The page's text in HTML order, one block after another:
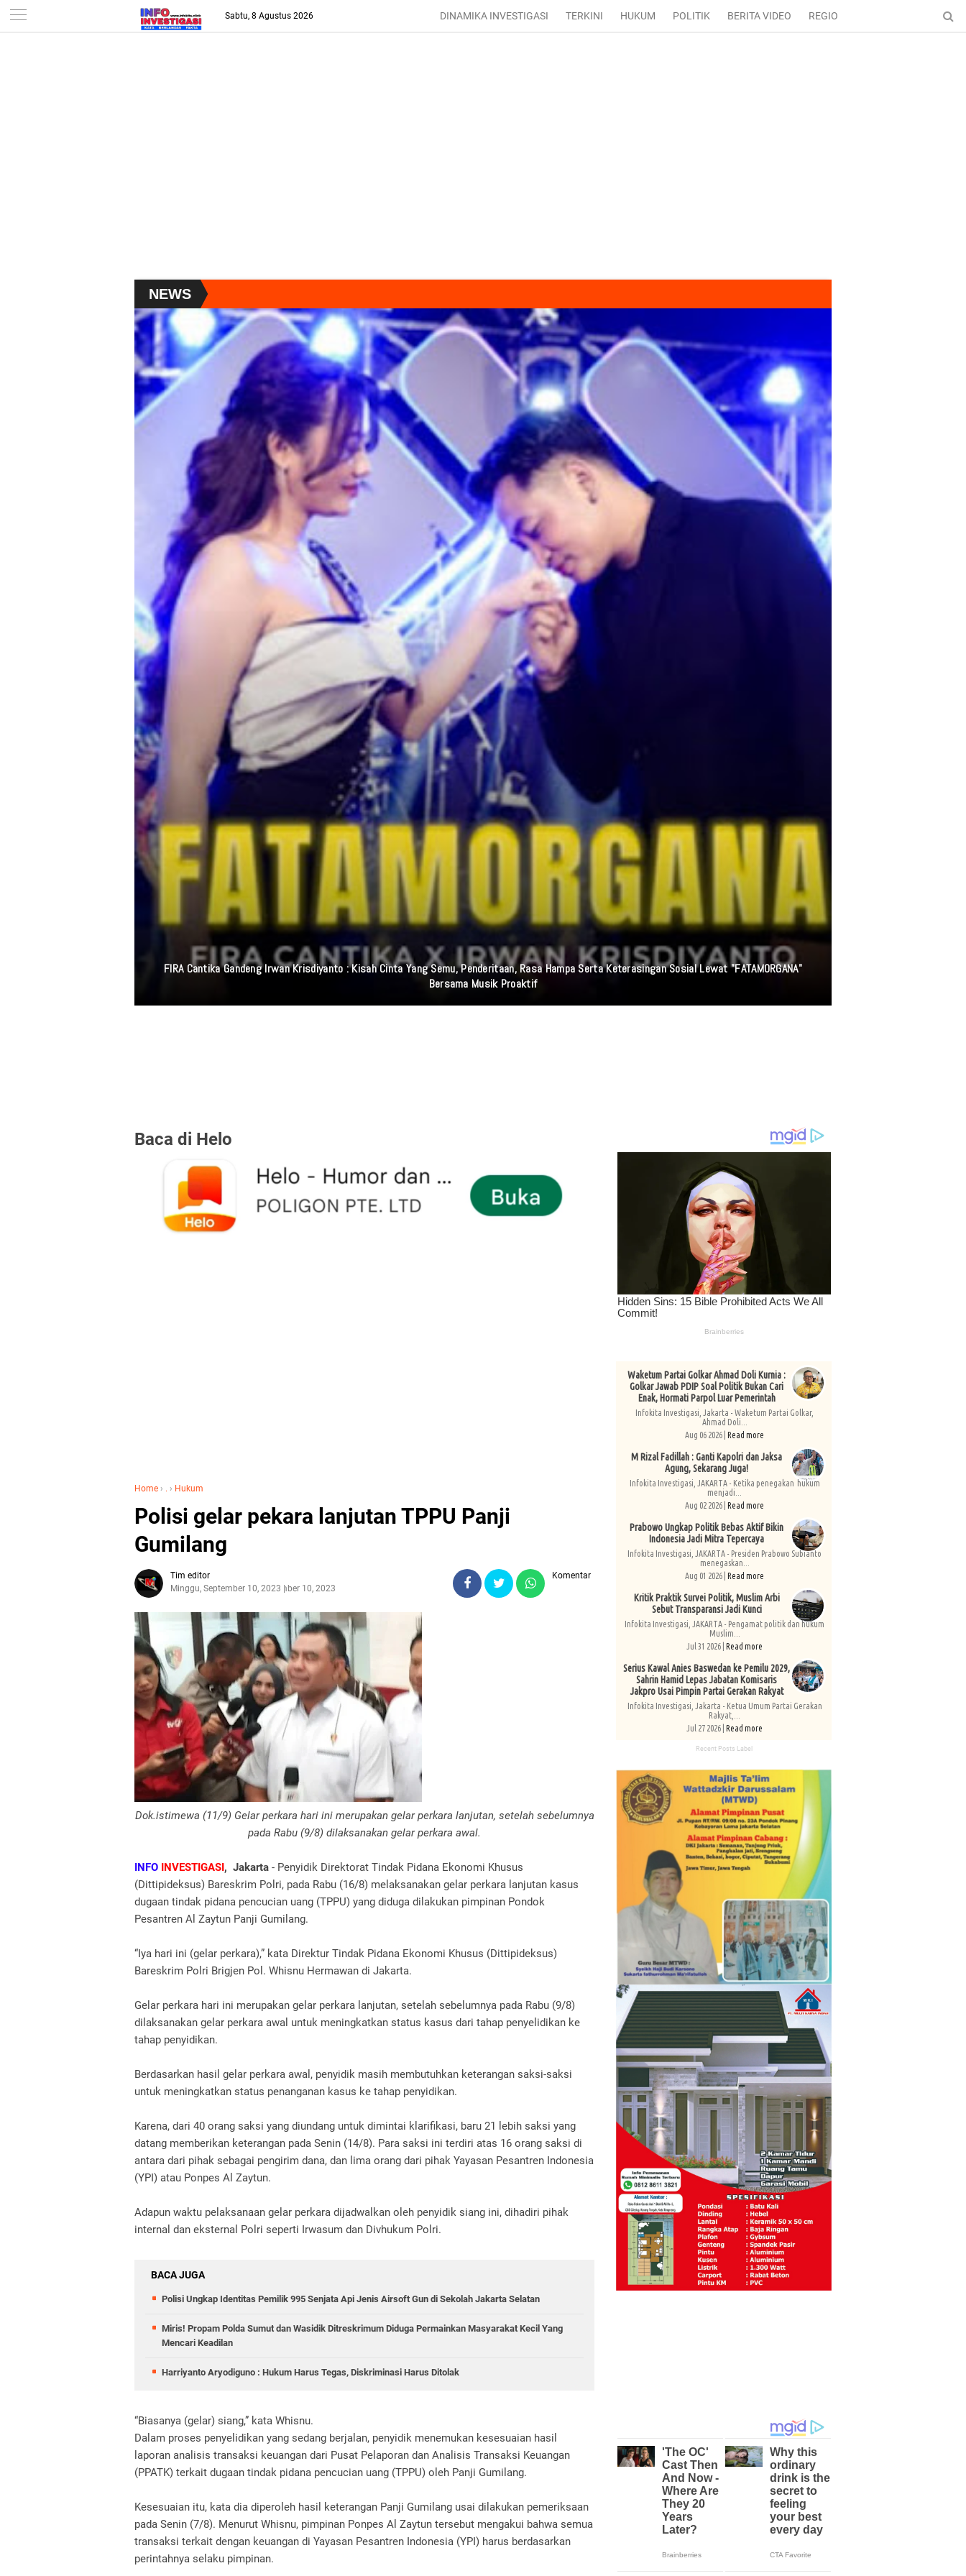
-->
Sabtu, 8 Agustus 2026 DINAMIKA INVESTIGASI TERKINI HUKUM POLITIK BERITA VIDEO REGIONAL ENTERTAINMENT
NEWS
FIRA Cantika Gandeng Irwan Krisdiyanto : Kisah Cinta Yang Semu, Penderitaan, Rasa Hampa Serta Keterasingan Sosial Lewat "FATAMORGANA"
Bersama Musik Proaktif
Baca di Helo
Home › . › Hukum
Polisi gelar pekara lanjutan TPPU Panji
Gumilang
Tim editor
Minggu, September 10, 2023September 10, 2023
Komentar
Dok.istimewa (11/9) Gelar perkara hari ini merupakan gelar perkara lanjutan, setelah sebelumnya
pada Rabu (9/8) dilaksanakan gelar perkara awal.
INFO INVESTIGASI, Jakarta - Penyidik Direktorat Tindak Pidana Ekonomi Khusus
(Dittipideksus) Bareskrim Polri, pada Rabu (16/8) melaksanakan gelar perkara lanjutan kasus
dugaan tindak pidana pencucian uang (TPPU) yang diduga dilakukan pimpinan Pondok
Pesantren Al Zaytun Panji Gumilang.
“Iya hari ini (gelar perkara),” kata Direktur Tindak Pidana Ekonomi Khusus (Dittipideksus)
Bareskrim Polri Brigjen Pol. Whisnu Hermawan di Jakarta.
Gelar perkara hari ini merupakan gelar perkara lanjutan, setelah sebelumnya pada Rabu (9/8)
dilaksanakan gelar perkara awal untuk meningkatkan status kasus dari tahap penyelidikan ke
tahap penyidikan.
Berdasarkan hasil gelar perkara awal, penyidik masih membutuhkan keterangan saksi-saksi
untuk meningkatkan status penanganan kasus ke tahap penyidikan.
Karena, dari 40 orang saksi yang diundang untuk dimintai klarifikasi, baru 21 lebih saksi yang
datang memberikan keterangan pada Senin (14/8). Para saksi ini terdiri atas 16 orang saksi di
antara dari pihak sebagai pengirim dana, dan lima orang dari pihak Yayasan Pesantren Indonesia
(YPI) atau Ponpes Al Zaytun.
Adapun waktu pelaksanaan gelar perkara dijadwalkan oleh penyidik siang ini, dihadiri pihak
internal dan eksternal Polri seperti Irwasum dan Divhukum Polri.
BACA JUGA
Polisi Ungkap Identitas Pemilik 995 Senjata Api Jenis Airsoft Gun di Sekolah Jakarta Selatan
Miris! Propam Polda Sumut dan Wasidik Ditreskrimum Diduga Permainkan Masyarakat Kecil Yang
Mencari Keadilan
Harriyanto Aryodiguno : Hukum Harus Tegas, Diskriminasi Harus Ditolak
“Biasanya (gelar) siang,” kata Whisnu.
Dalam proses penyelidikan yang sedang berjalan, penyidik menemukan kesesuaian hasil
laporan analisis transaksi keuangan dari Pusat Pelaporan dan Analisis Transaksi Keuangan
(PPATK) terkait dugaan tindak pidana pencucian uang (TPPU) oleh Panji Gumilang.
Kesesuaian itu, kata dia diperoleh hasil keterangan Panji Gumilang usai dilakukan pemeriksaan
pada Senin (7/8). Menurut Whisnu, pimpinan Ponpes Al Zaytun tersebut mengakui bahwa semua
transaksi terkait dengan keuangan di Yayasan Pesantren Indonesia (YPI) harus berdasarkan
perintahnya selaku pimpinan.
Waketum Partai Golkar Ahmad Doli Kurnia :
Golkar Jawab PDIP Soal Politik Bukan Cari
Enak, Hormati Parpol Luar Pemerintah
Infokita Investigasi, Jakarta - Waketum Partai Golkar,
Ahmad Doli...
Aug 06 2026 | Read more
M Rizal Fadillah : Ganti Kapolri dan Jaksa
Agung, Sekarang Juga!
Infokita Investigasi, JAKARTA - Ketika penegakan hukum
menjadi...
Aug 02 2026 | Read more
Prabowo Ungkap Politik Bebas Aktif Bikin
Indonesia Jadi Mitra Tepercaya
Infokita Investigasi, JAKARTA - Presiden Prabowo Subianto
menegaskan...
Aug 01 2026 | Read more
Kritik Praktik Survei Politik, Muslim Arbi
Sebut Transparansi Jadi Kunci
Infokita Investigasi, JAKARTA - Pengamat politik dan hukum
Muslim...
Jul 31 2026 | Read more
Serius Kawal Anies Baswedan ke Pemilu 2029,
Sahrin Hamid Lepas Jabatan Komisaris
Jakpro Usai Pimpin Partai Gerakan Rakyat
Infokita Investigasi, Jakarta - Ketua Umum Partai Gerakan
Rakyat,...
Jul 27 2026 | Read more
Recent Posts Label